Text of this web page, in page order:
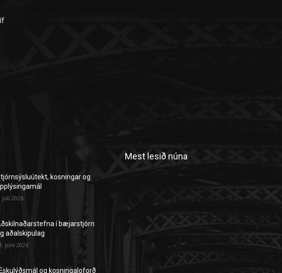
kosningar og
júlí 2026
í bæjarstjórn
aðalskipulag
júní 2026
og kosningaloforð
Mest lesið núna